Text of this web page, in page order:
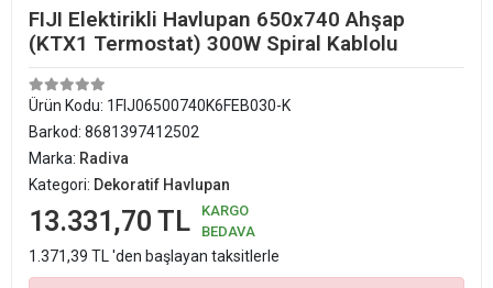
FIJI Elektirikli Havlupan 650x740 Ahşap
(KTX1 Termostat) 300W Spiral Kablolu
Ürün Kodu: 1FIJ06500740K6FEB030-K
Barkod: 8681397412502
Marka: Radiva
Kategori: Dekoratif Havlupan
13.331,70 TL
KARGO
BEDAVA
1.371,39 TL 'den başlayan taksitlerle